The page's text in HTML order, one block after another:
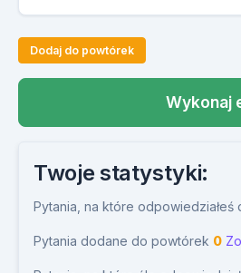
Dodaj do powtórek
Wykonaj
Twoje statystyki:
Pytania, na które odpowiedziałeś
Pytania dodane do powtórek 0